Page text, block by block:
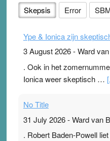
Skepsis Error
Ype & Ionica zijn
3 August 2026-Ward
. Ook in het
Ionica weer skeptisch …
No Title
31 July 2026-Ward van
. Robert Baden-Powell